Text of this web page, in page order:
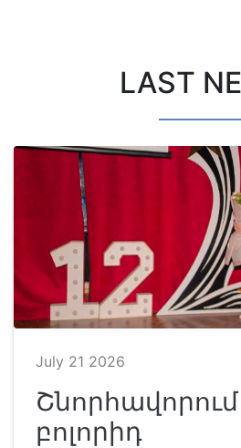
LAST
July 21 2026
բոլորիդ